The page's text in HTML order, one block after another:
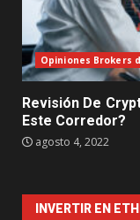
Opiniones Brokers
Revisión De
Este Corredor?
agosto 4, 2022
INVERTIR EN